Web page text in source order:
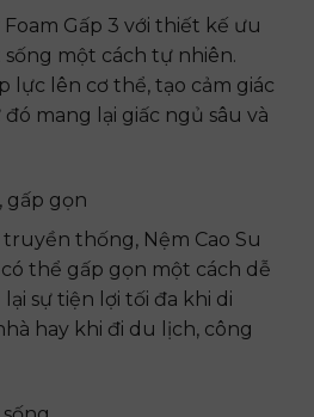
Gấp 3 với thiết kế ưu
một cách tự nhiên.
lực lên cơ thể, tạo cảm giác
mang lại giấc ngủ sâu và
gấp gọn
truyền thống, Nệm Cao Su
thể gấp gọn một cách dễ
sự tiện lợi tối đa khi di
hay khi đi du lịch, công